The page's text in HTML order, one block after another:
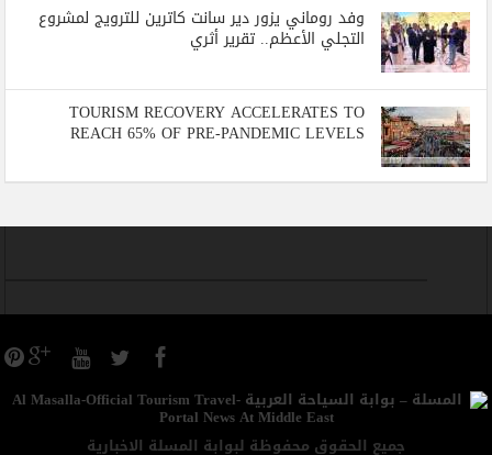
وفد روماني يزور دير سانت كاترين للترويج لمشروع
التجلي الأعظم.. تقرير أثري
TOURISM RECOVERY ACCELERATES TO
REACH 65% OF PRE-PANDEMIC LEVELS
جميع الحقوق محفوظة لبوابة المسلة الاخبارية